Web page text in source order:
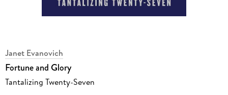
Janet Evanovich
Fortune and Glory
Tantalizing Twenty-Seven